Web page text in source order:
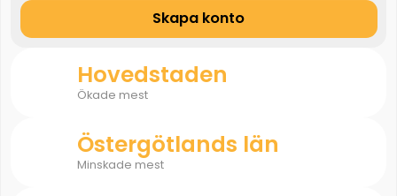
Skapa konto
Hovedstaden
Ökade mest
Östergötlands län
Minskade mest